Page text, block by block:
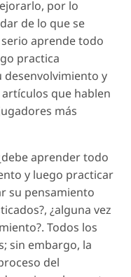
por lo
de lo que se
aprende todo
practica
y
que hablen
más
aprender todo
y luego practicar
su pensamiento
¿alguna vez
Todos los
sin embargo, la
del